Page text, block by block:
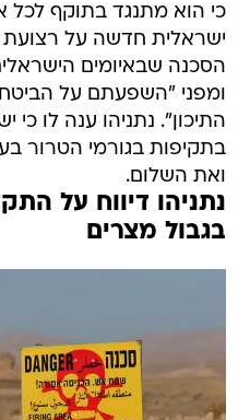
כי הוא מתנגד בתוקף
ישראלית חדשה על רצועת
הסכנה שבאיומים
ומפני "השפעתם על
התיכון". נתניהו ענה לו
בתקיפות בגורמי הטרור
ואת השלום.
נתניהו דיווח על
בגבול מצרים